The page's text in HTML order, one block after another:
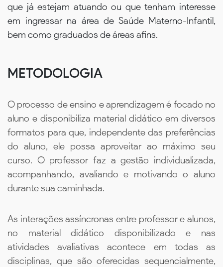
que já estejam atuando ou que tenham interesse
em ingressar na área de Saúde Materno-Infantil,
bem como graduados de áreas afins.
METODOLOGIA
O processo de ensino e aprendizagem é focado no
aluno e disponibiliza material didático em diversos
formatos para que, independente das preferências
do aluno, ele possa aproveitar ao máximo seu
curso. O professor faz a gestão individualizada,
acompanhando, avaliando e motivando o aluno
durante sua caminhada.
As interações assíncronas entre professor e alunos,
no material didático disponibilizado e nas
atividades avaliativas acontece em todas as
disciplinas, que são oferecidas sequencialmente,